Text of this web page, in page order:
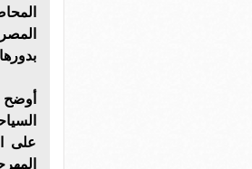
أوضح
على